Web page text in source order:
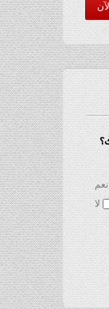
نعم
لا